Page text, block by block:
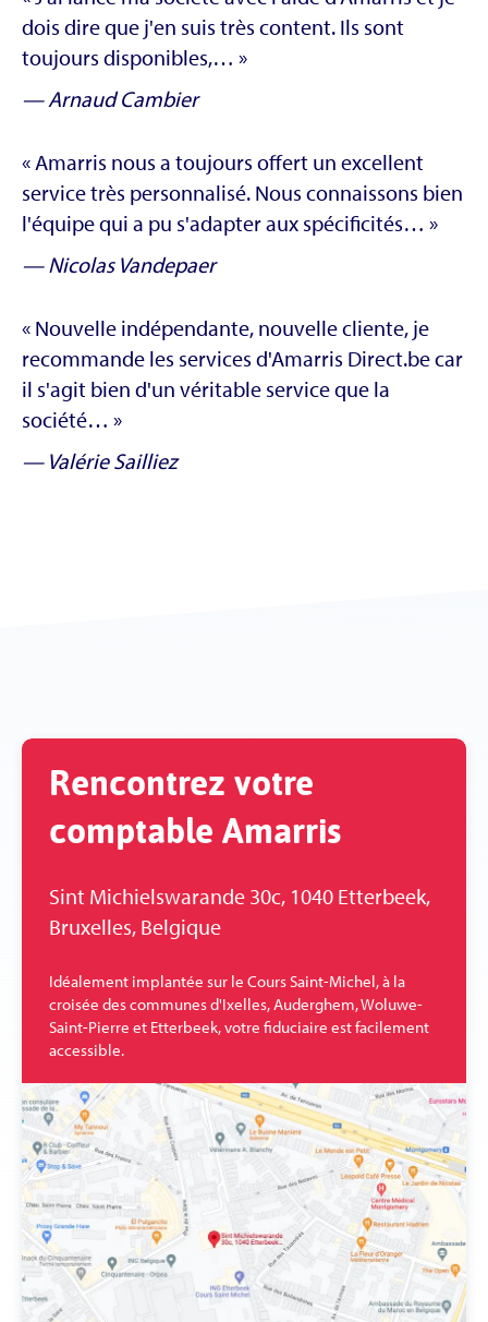
dois dire que j'en suis très content. Ils sont
toujours disponibles,…
— Arnaud Cambier
Amarris nous a toujours offert un excellent
service très personnalisé. Nous connaissons bien
l'équipe qui a pu s'adapter aux spécificités…
— Nicolas Vandepaer
Nouvelle indépendante, nouvelle cliente, je
recommande les services d'Amarris Direct.be car
il s'agit bien d'un véritable service que la
société…
— Valérie Sailliez
Rencontrez votre
comptable Amarris
Sint Michielswarande 30c, 1040 Etterbeek,
Bruxelles, Belgique
Idéalement implantée sur le Cours Saint-Michel, à la
croisée des communes d'Ixelles, Auderghem, Woluwe-
Saint-Pierre et Etterbeek, votre fiduciaire est facilement
accessible.